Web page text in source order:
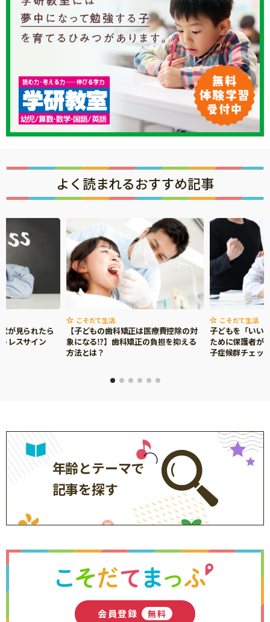
よく読まれるおすすめ記事
が見られたら
レスサイン
こそだて生活
【子どもの歯科矯正は医療費控除の対
象になる⁉】歯科矯正の負担を抑える
方法とは？
こそだて生活
子どもを「いい
ために保護者が
子症候群チェッ
年齢とテーマで
記事を探す
会員登録 無料